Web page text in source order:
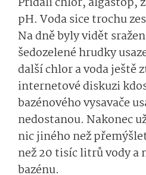
pH. Voda sice trochu
Na dně byly vidět
šedozelené hrudky
další chlor a voda ještě
internetové diskuzi
bazénového vysavače
nedostanou. Nakonec
nic jiného než
než 20 tisíc litrů vody a
bazénu.